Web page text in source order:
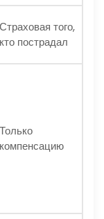
Страховая того,
кто пострадал
Только
компенсацию